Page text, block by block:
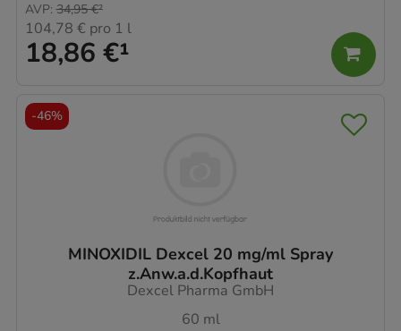
18,86 €¹
AVP: 34,95 €²
104,78 € pro 1 l
MINOXIDIL Dexcel 20 mg/ml Spray
z.Anw.a.d.Kopfhaut
Dexcel Pharma GmbH
60 ml
-46%